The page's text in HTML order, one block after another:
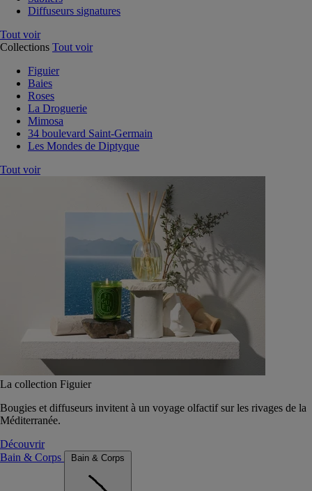
Diffuseurs signatures
Tout voir
Collections Tout voir
Figuier
Baies
Roses
La Droguerie
Mimosa
34 boulevard Saint-Germain
Les Mondes de Diptyque
Tout voir
La collection Figuier
Bougies et diffuseurs invitent à un voyage olfactif sur les rivages de la
Méditerranée.
Découvrir
Bain & Corps
Bain & Corps